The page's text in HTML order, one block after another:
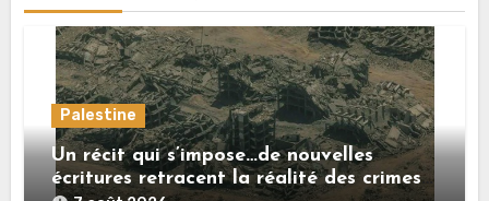
Palestine
Un récit qui s’impose…de nouvelles
écritures retracent la réalité des crimes